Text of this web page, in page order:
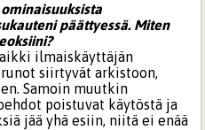
päättyessä. Miten
ilmaiskäyttäjän
siirtyvät arkistoon,
Samoin muutkin
poistuvat käytöstä ja
jää yhä esiin, niitä ei enää